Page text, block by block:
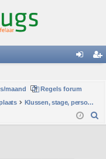
in
maand
Regels forum
Klussen, stage, personeel of hulp